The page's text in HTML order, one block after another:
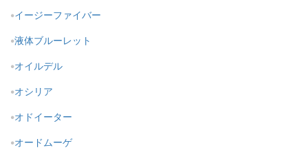
イージーファイバー
液体ブルーレット
オイルデル
オシリア
オドイーター
オードムーゲ